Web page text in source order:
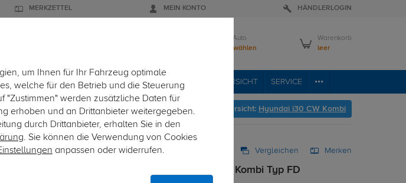
MERKZETTEL MEIN KONTO HÄNDLERLOGIN
Mein Auto
Bitte wählen
Warenkorb
leer
ZUBEHÖR EINBAUSERVICE FAHRZEUGÜBERSICHT SERVICE
Hier geht's zur Fahrzeugübersicht: Hyundai i30 CW Kombi
Art.-Nr. 7TT21-807 Vergleichen Merken
TowTec Elektrosatz 7-pol. für Hyundai i30 CW Kombi Typ FD
um Ihnen für Ihr Fahrzeug optimale
welche für den Betrieb und die Steuerung
"Zustimmen" werden zusätzliche Daten für
erhoben und an Drittanbieter weitergegeben.
durch Drittanbieter, erhalten Sie in den
. Sie können die Verwendung von Cookies
anpassen oder widerrufen.